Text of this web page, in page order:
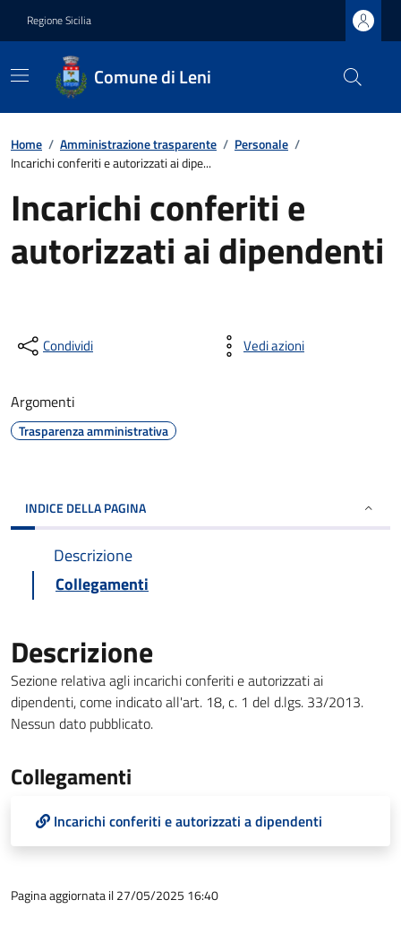
Regione Sicilia
Comune di Leni
Home / Amministrazione trasparente / Personale /
Incarichi conferiti e autorizzati ai dipe...
Incarichi conferiti e
autorizzati ai dipendenti
Condividi Vedi azioni
Argomenti
Trasparenza amministrativa
INDICE DELLA PAGINA
Descrizione
Collegamenti
Descrizione
Sezione relativa agli incarichi conferiti e autorizzati ai
dipendenti, come indicato all'art. 18, c. 1 del d.lgs. 33/2013.
Nessun dato pubblicato.
Collegamenti
Incarichi conferiti e autorizzati a dipendenti
Pagina aggiornata il 27/05/2025 16:40